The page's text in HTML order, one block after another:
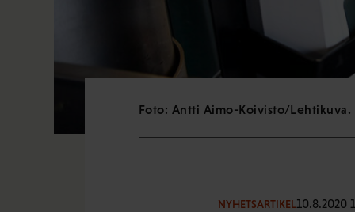
Foto: Antti Aimo-Koivisto/Lehtikuva.
NYHETSARTIKEL10.8.2020